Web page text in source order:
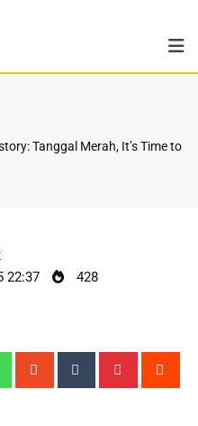
Tanggal Merah, It’s Time to
22:37
428